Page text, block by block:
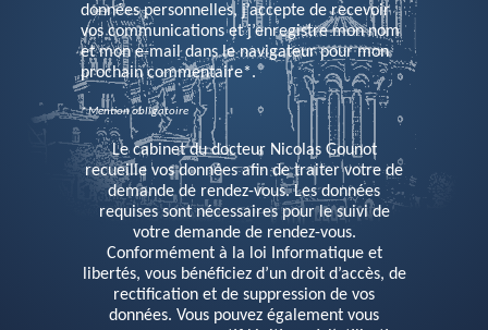
données personnelles, j’accepte de recevoir
vos communications et j’enregistre mon nom
et mon e-mail dans le navigateur pour mon
prochain commentaire*.
* Mention obligatoire
Le cabinet du docteur Nicolas Gounot
recueille vos données afin de traiter votre de
demande de rendez-vous. Les données
requises sont nécessaires pour le suivi de
votre demande de rendez-vous.
Conformément à la loi Informatique et
libertés, vous bénéficiez d’un droit d’accès, de
rectification et de suppression de vos
données. Vous pouvez également vous